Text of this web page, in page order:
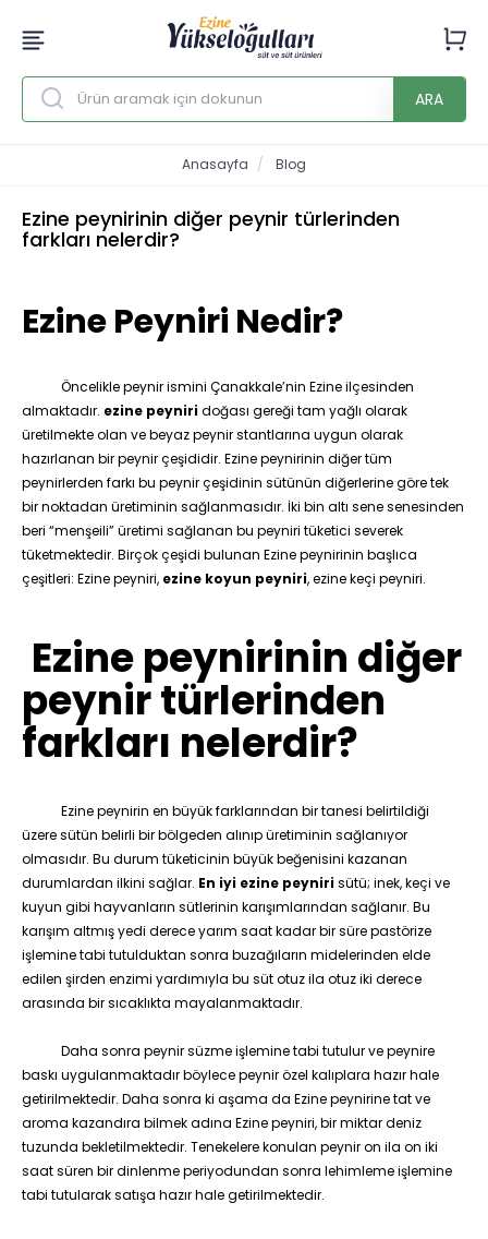
ARA
Anasayfa Blog
Ezine peynirinin diğer peynir türlerinden
farkları nelerdir?
Ezine Peyniri Nedir?
Öncelikle peynir ismini Çanakkale’nin Ezine ilçesinden
almaktadır. ezine peyniridoğası gereği tam yağlı olarak
üretilmekte olan ve beyaz peynir stantlarına uygun olarak
hazırlanan bir peynir çeşididir. Ezine peynirinin diğer tüm
peynirlerden farkı bu peynir çeşidinin sütünün diğerlerine göre tek
bir noktadan üretiminin sağlanmasıdır. İki bin altı sene senesinden
beri “menşeili” üretimi sağlanan bu peyniri tüketici severek
tüketmektedir. Birçok çeşidi bulunan Ezine peynirinin başlıca
çeşitleri: Ezine peyniri, ezine koyun peyniri, ezine keçi peyniri.
Ezine peynirinin diğer
peynir türlerinden
farkları nelerdir?
Ezine peynirin en büyük farklarından bir tanesi belirtildiği
üzere sütün belirli bir bölgeden alınıp üretiminin sağlanıyor
olmasıdır. Bu durum tüketicinin büyük beğenisini kazanan
durumlardan ilkini sağlar. En iyi ezine peynirisütü; inek, keçi ve
kuyun gibi hayvanların sütlerinin karışımlarından sağlanır. Bu
karışım altmış yedi derece yarım saat kadar bir süre pastörize
işlemine tabi tutulduktan sonra buzağıların midelerinden elde
edilen şirden enzimi yardımıyla bu süt otuz ila otuz iki derece
arasında bir sıcaklıkta mayalanmaktadır.
Daha sonra peynir süzme işlemine tabi tutulur ve peynire
baskı uygulanmaktadır böylece peynir özel kalıplara hazır hale
getirilmektedir. Daha sonra ki aşama da Ezine peynirine tat ve
aroma kazandıra bilmek adına Ezine peyniri, bir miktar deniz
tuzunda bekletilmektedir. Tenekelere konulan peynir on ila on iki
saat süren bir dinlenme periyodundan sonra lehimleme işlemine
tabi tutularak satışa hazır hale getirilmektedir.